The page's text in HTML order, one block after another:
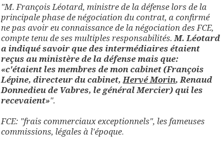
"M. François Léotard, ministre de la défense lors de la
principale phase de négociation du contrat, a confirmé
ne pas avoir eu connaissance de la négociation des FCE,
compte tenu de ses multiples responsabilités. M. Léotard
a indiqué savoir que des intermédiaires étaient
reçus au ministère de la défense mais que:
«c'étaient les membres de mon cabinet (François
Lépine, directeur du cabinet, Hervé Morin, Renaud
Donnedieu de Vabres, le général Mercier) qui les
recevaient»".
FCE: "frais commerciaux exceptionnels", les fameuses
commissions, légales à l'époque.